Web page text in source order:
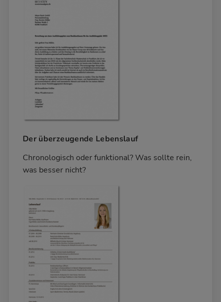
Der überzeugende Lebenslauf
Chronologisch oder funktional? Was sollte rein,
was besser nicht?